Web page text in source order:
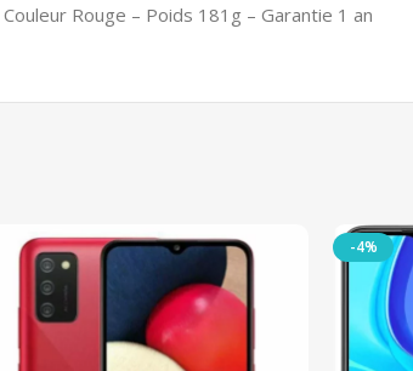
Rouge – Poids 181g – Garantie 1 an
-4%